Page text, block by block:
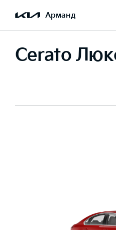
Арманд
Cerato